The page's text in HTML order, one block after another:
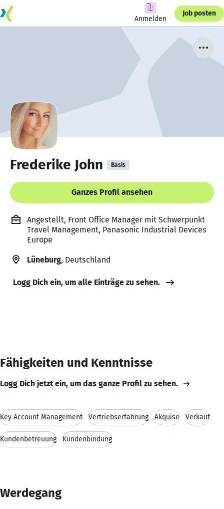
Anmelden
Job posten
Frederike John Basis
Ganzes Profil ansehen
Angestellt, Front Office Manager mit Schwerpunkt
Travel Management, Panasonic Industrial Devices
Europe
Lüneburg, Deutschland
Logg Dich ein, um alle Einträge zu sehen.
Fähigkeiten und Kenntnisse
Logg Dich jetzt ein, um das ganze Profil zu sehen.
Key Account Management Vertriebserfahrung Akquise Verkauf
Kundenbetreuung Kundenbindung
Werdegang